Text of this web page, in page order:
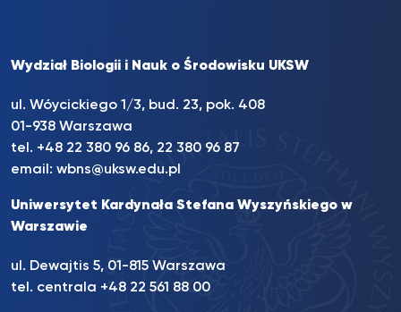
Wydział Biologii i Nauk o Środowisku UKSW
ul. Wóycickiego 1/3, bud. 23, pok. 408
01-938 Warszawa
tel. +48 22 380 96 86, 22 380 96 87
email: wbns@uksw.edu.pl
Uniwersytet Kardynała Stefana Wyszyńskiego w
Warszawie
ul. Dewajtis 5, 01-815 Warszawa
tel. centrala +48 22 561 88 00